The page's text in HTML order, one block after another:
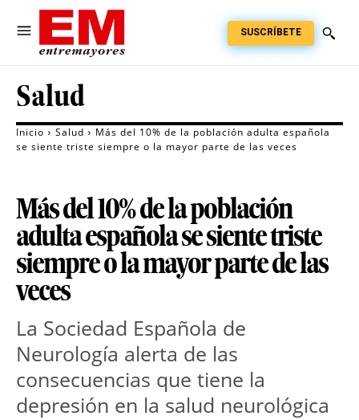
SUSCRÍBETE
Salud
Inicio Salud
Más del 10% de la población adulta española
se siente triste siempre o la mayor parte de las veces
Más del 10% de la población
adulta española se siente triste
siempre o la mayor parte de las
veces
La Sociedad Española de
Neurología alerta de las
consecuencias que tiene la
depresión en la salud neurológica